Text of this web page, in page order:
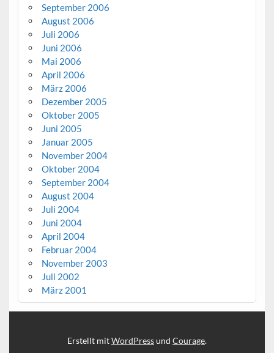
September 2006
August 2006
Juli 2006
Juni 2006
Mai 2006
April 2006
März 2006
Dezember 2005
Oktober 2005
Juni 2005
Januar 2005
November 2004
Oktober 2004
September 2004
August 2004
Juli 2004
Juni 2004
April 2004
Februar 2004
November 2003
Juli 2002
März 2001
Erstellt mitWordPressund Courage.